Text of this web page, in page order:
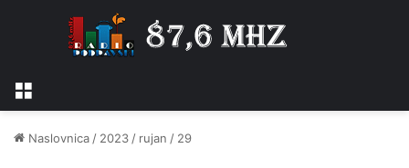
Naslovnica / 2023 / rujan / 29